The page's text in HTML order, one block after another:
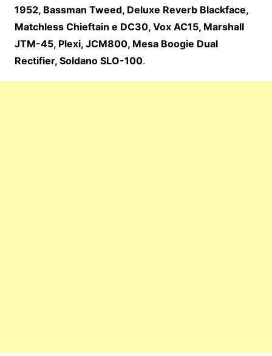
1952, Bassman Tweed, Deluxe Reverb Blackface,
Matchless Chieftain e DC30, Vox AC15, Marshall
JTM-45, Plexi, JCM800, Mesa Boogie Dual
Rectifier, Soldano SLO-100.